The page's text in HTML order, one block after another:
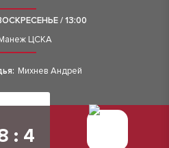
/ 13:00
ЦСКА
Михнев Андрей
: 4